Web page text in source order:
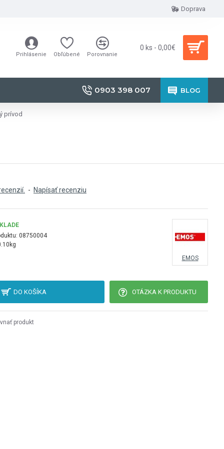
Doprava
Prihlásenie Obľúbené Porovnanie
0 ks - 0,00€
0903 398 007 BLOG
prívod
- Napísať recenziu
08750004
EMOS
DO KOŠÍKA OTÁZKA K PRODUKTU
produkt